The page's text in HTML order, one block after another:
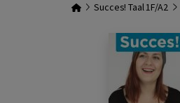
Succes! Taal 1F/A2